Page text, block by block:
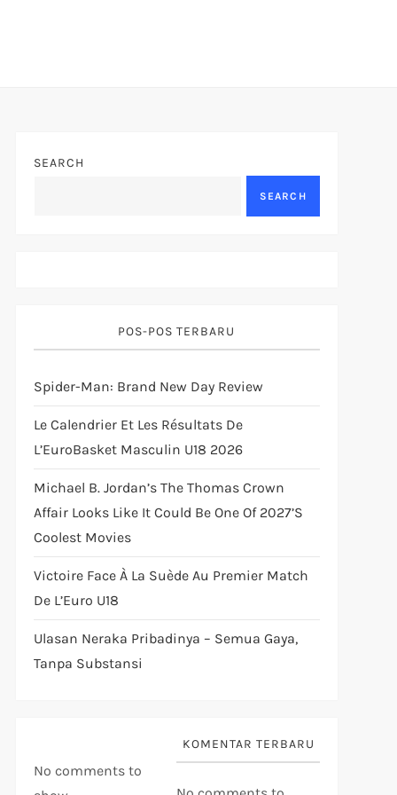
SEARCH
SEARCH
POS-POS TERBARU
Spider-Man: Brand New Day Review
Le Calendrier Et Les Résultats De
L’EuroBasket Masculin U18 2026
Michael B. Jordan’s The Thomas Crown
Affair Looks Like It Could Be One Of 2027’s
Coolest Movies
Victoire Face À La Suède Au Premier Match
De L’Euro U18
Ulasan Neraka Pribadinya – Semua Gaya,
Tanpa Substansi
No comments to
KOMENTAR TERBARU